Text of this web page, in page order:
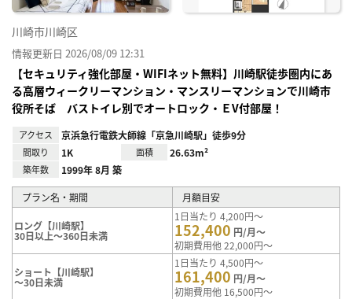
川崎市川崎区
情報更新日 2026/08/09 12:31
【セキュリティ強化部屋・WIFIネット無料】川崎駅徒歩圏内にあ
る高層ウィークリーマンション・マンスリーマンションで川崎市
役所そば バストイレ別でオートロック・ＥV付部屋！
アクセス 京浜急行電鉄大師線「京急川崎駅」徒歩9分
間取り 1K 面積 26.63m²
築年数 1999年 8月 築
プラン名・期間 月額目安
ロング【川崎駅】
30日以上～360日未満
1日当たり 4,200円～
152,400 円/月～
初期費用他 22,000円～
ショート【川崎駅】
～30日未満
1日当たり 4,500円～
161,400 円/月～
初期費用他 16,500円～